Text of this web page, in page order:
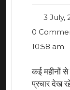
3 July,
0
10:58 am
कई महीनों से
प्रचार देख